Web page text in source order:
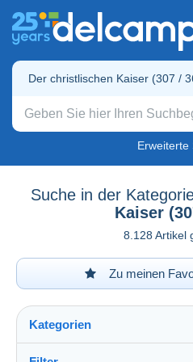
Der christlischen Kaiser (307 /
Erweiterte
Suche in der
Kaiser
8.128 Artikel
Zu meinen
Kategorien